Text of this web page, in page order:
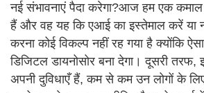
नई संभावनाएं पैदा करेगा?आज हम एक
हैं और वह यह कि एआई का इस्तेमाल करें या
करना कोई विकल्प नहीं रह गया है क्योंकि
डिजिटल डायनोसोर बना देगा। दूसरी तरफ,
अपनी दुविधाएँ हैं, कम से कम उन लोगों के